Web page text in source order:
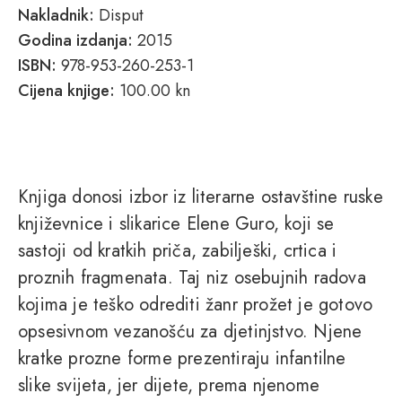
Nakladnik: Disput
Godina izdanja: 2015
ISBN: 978-953-260-253-1
Cijena knjige: 100.00 kn
Knjiga donosi izbor iz literarne ostavštine ruske
književnice i slikarice Elene Guro, koji se
sastoji od kratkih priča, zabilješki, crtica i
proznih fragmenata. Taj niz osebujnih radova
kojima je teško odrediti žanr prožet je gotovo
opsesivnom vezanošću za djetinjstvo. Njene
kratke prozne forme prezentiraju infantilne
slike svijeta, jer dijete, prema njenome